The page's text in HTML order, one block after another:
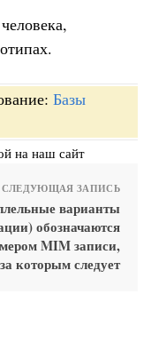
Базы
на наш сайт
СЛЕДУЮЩАЯ ЗАПИСЬ
варианты
обозначаются
MIM записи,
за которым следует